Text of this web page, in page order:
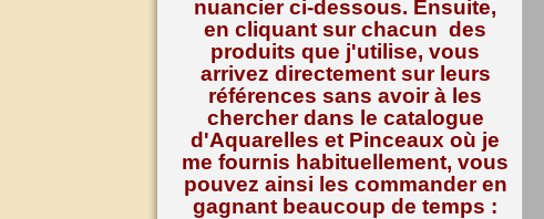
nuancier ci-dessous. Ensuite,
en cliquant sur chacun des
produits que j'utilise, vous
arrivez directement sur leurs
références sans avoir à les
chercher dans le catalogue
d'Aquarelles et Pinceaux où je
me fournis habituellement, vous
pouvez ainsi les commander en
gagnant beaucoup de temps :